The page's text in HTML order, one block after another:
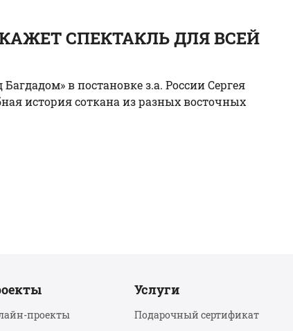
СПЕКТАКЛЬ ДЛЯ ВСЕЙ
в постановке з.а. России Сергея
история соткана из разных восточных
проекты
Услуги
Подарочный сертификат